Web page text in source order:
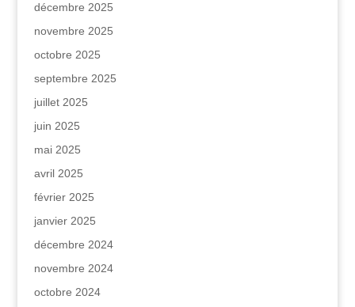
décembre 2025
novembre 2025
octobre 2025
septembre 2025
juillet 2025
juin 2025
mai 2025
avril 2025
février 2025
janvier 2025
décembre 2024
novembre 2024
octobre 2024